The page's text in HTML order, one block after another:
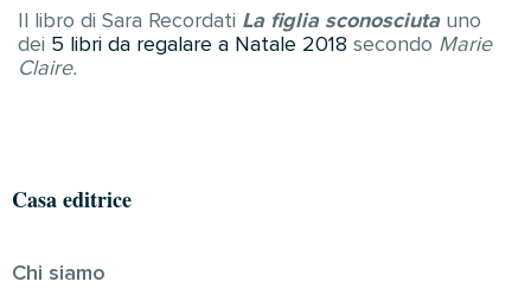
Il libro di Sara Recordati La figlia sconosciutauno
dei 5 libri da regalare a Natale 2018 secondo Marie
Claire.
Casa editrice
Chi siamo